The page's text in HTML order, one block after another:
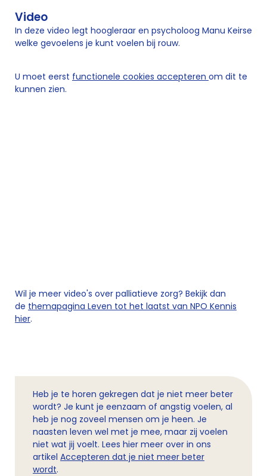
Video
In deze video legt hoogleraar en psycholoog Manu Keirse
welke gevoelens je kunt voelen bij rouw.
U moet eerst functionele cookies accepteren om dit te
kunnen zien.
Wil je meer video's over palliatieve zorg? Bekijk dan
de themapagina Leven tot het laatst van NPO Kennis
hier.
Heb je te horen gekregen dat je niet meer beter
wordt? Je kunt je eenzaam of angstig voelen, al
heb je nog zoveel mensen om je heen. Je
naasten leven wel met je mee, maar zij voelen
niet wat jij voelt. Lees hier meer over in ons
artikel Accepteren dat je niet meer beter
wordt.